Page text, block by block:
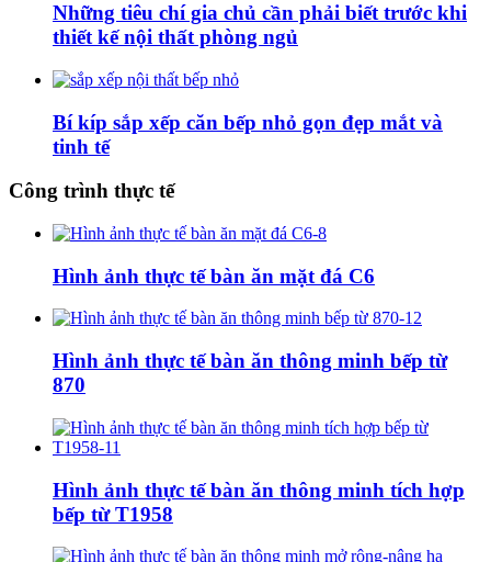
Những tiêu chí gia chủ cần phải biết trước khi
thiết kế nội thất phòng ngủ
Bí kíp sắp xếp căn bếp nhỏ gọn đẹp mắt và
tinh tế
Công trình thực tế
Hình ảnh thực tế bàn ăn mặt đá C6
Hình ảnh thực tế bàn ăn thông minh bếp từ
870
Hình ảnh thực tế bàn ăn thông minh tích hợp
bếp từ T1958